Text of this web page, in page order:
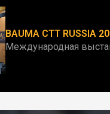
BAUMA CTT RUSSIA
Международная